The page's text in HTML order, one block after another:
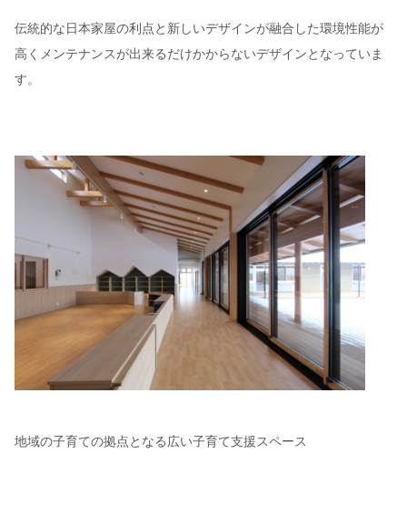
伝統的な日本家屋の利点と新しいデザインが融合した環境性能が
高くメンテナンスが出来るだけかからないデザインとなっていま
す。
地域の子育ての拠点となる広い子育て支援スペース